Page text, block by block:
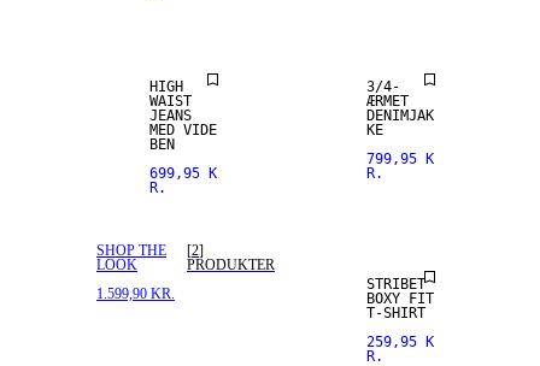
HIGH
WAIST
JEANS
MED VIDE
BEN
699,95 K
R.
3/4-
ÆRMET
DENIMJAK
KE
799,95 K
R.
SHOP THE
LOOK
1.599,90 KR.
[2]
PRODUKTER
STRIBET
BOXY FIT
T-SHIRT
259,95 K
R.